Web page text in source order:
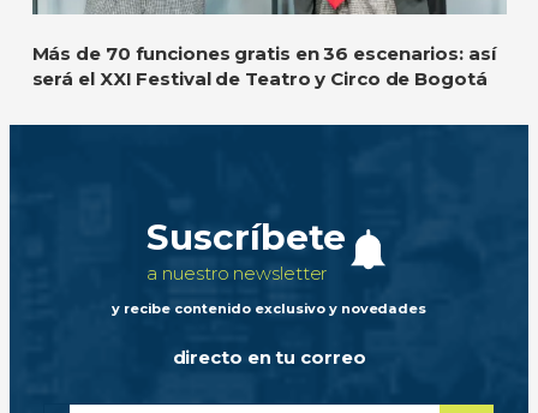
Más de 70 funciones gratis en 36 escenarios: así
será el XXI Festival de Teatro y Circo de Bogotá
Suscríbete
a nuestro newsletter
y recibe contenido exclusivo y novedades
directo en tu correo